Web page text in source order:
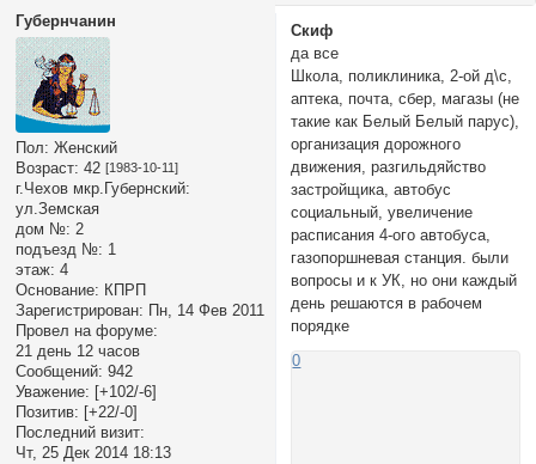
Губернчанин
Пол: Женский
Возраст: 42 [1983-10-11]
г.Чехов мкр.Губернский:
ул.Земская
дом №: 2
подъезд №: 1
этаж: 4
Основание: КПРП
Зарегистрирован: Пн, 14 Фев 2011
Провел на форуме:
21 день 12 часов
Сообщений: 942
Уважение: [+102/-6]
Позитив: [+22/-0]
Последний визит:
Чт, 25 Дек 2014 18:13
Скиф
да все
Школа, поликлиника, 2-ой д\с,
аптека, почта, сбер, магазы (не
такие как Белый Белый парус),
организация дорожного
движения, разгильдяйство
застройщика, автобус
социальный, увеличение
расписания 4-ого автобуса,
газопоршневая станция. были
вопросы и к УК, но они каждый
день решаются в рабочем
порядке
0